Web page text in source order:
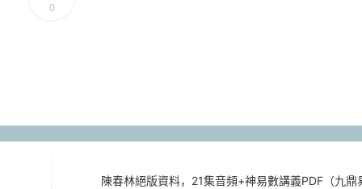
0
陳春林絕版資料，21集音頻+神易數講義PDF（九鼎